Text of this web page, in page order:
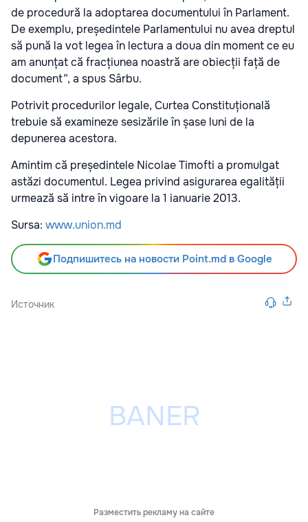
de procedură la adoptarea documentului în Parlament.
De exemplu, președintele Parlamentului nu avea dreptul
să pună la vot legea în lectura a doua din moment ce eu
am anunțat că fracțiunea noastră are obiecții față de
document”, a spus Sârbu.
Potrivit procedurilor legale, Curtea Constituțională
trebuie să examineze sesizările în șase luni de la
depunerea acestora.
Amintim că președintele Nicolae Timofti a promulgat
astăzi documentul. Legea privind asigurarea egalității
urmează să intre în vigoare la 1 ianuarie 2013.
Sursa: www.union.md
Подпишитесь на новости Point.md в Google
Источник
Разместить рекламу на сайте